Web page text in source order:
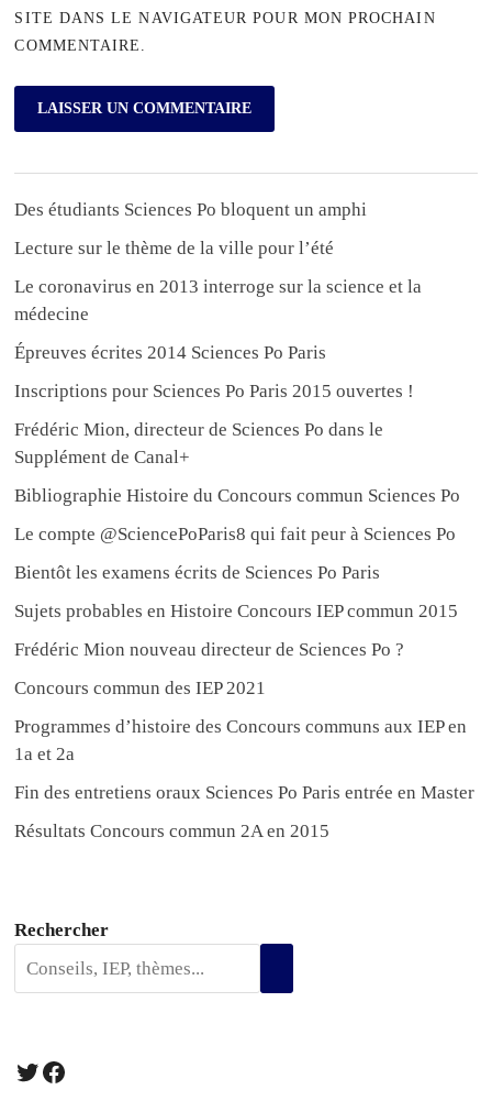
SITE DANS LE NAVIGATEUR POUR MON PROCHAIN
COMMENTAIRE.
Des étudiants Sciences Po bloquent un amphi
Lecture sur le thème de la ville pour l’été
Le coronavirus en 2013 interroge sur la science et la
médecine
Épreuves écrites 2014 Sciences Po Paris
Inscriptions pour Sciences Po Paris 2015 ouvertes !
Frédéric Mion, directeur de Sciences Po dans le
Supplément de Canal+
Bibliographie Histoire du Concours commun Sciences Po
Le compte @SciencePoParis8 qui fait peur à Sciences Po
Bientôt les examens écrits de Sciences Po Paris
Sujets probables en Histoire Concours IEP commun 2015
Frédéric Mion nouveau directeur de Sciences Po ?
Concours commun des IEP 2021
Programmes d’histoire des Concours communs aux IEP en
1a et 2a
Fin des entretiens oraux Sciences Po Paris entrée en Master
Résultats Concours commun 2A en 2015
Rechercher
Twitter
Facebook